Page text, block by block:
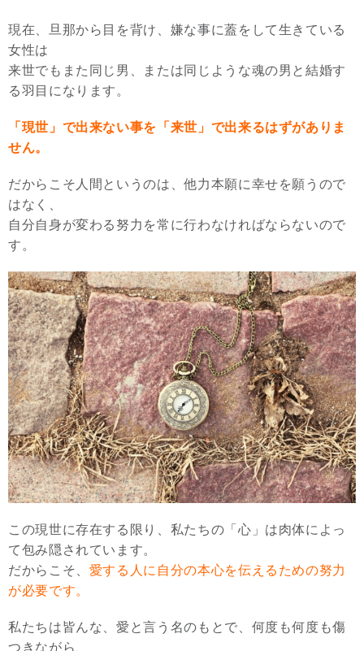
現在、旦那から目を背け、嫌な事に蓋をして生きている
女性は
来世でもまた同じ男、または同じような魂の男と結婚す
る羽目になります。
「現世」で出来ない事を「来世」で出来るはずがありま
せん。
だからこそ人間というのは、他力本願に幸せを願うので
はなく、
自分自身が変わる努力を常に行わなければならないので
す。
この現世に存在する限り、私たちの「心」は肉体によっ
て包み隠されています。
だからこそ、 愛する人に自分の本心を伝えるための努力
が必要です。
私たちは皆んな、愛と言う名のもとで、何度も何度も傷
つきながら、